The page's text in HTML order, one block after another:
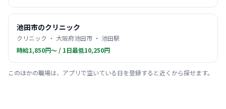
池田市のクリニック
クリニック ・ 大阪府池田市 ・ 池田駅
時給1,850円〜 / 1日最低10,250円
このほかの職場は、アプリで空いている日を登録すると近くから探せます。